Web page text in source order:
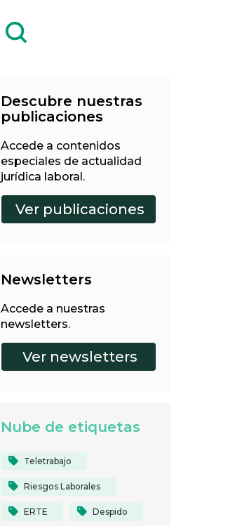
Descubre nuestras
publicaciones
Accede a contenidos
especiales de actualidad
jurídica laboral.
Newsletters
Accede a nuestras
newsletters.
Nube de etiquetas
Teletrabajo
Riesgos Laborales
ERTE Despido